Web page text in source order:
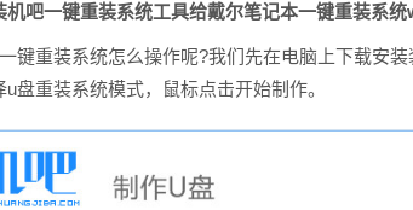
机吧一键重装系统工具给戴尔笔记本一键重装系统
键重装系统怎么操作呢?我们先在电脑上下载安
盘重装系统模式，鼠标点击开始制作。